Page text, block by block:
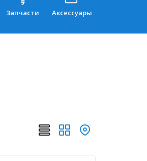
Запчасти Аксессуары